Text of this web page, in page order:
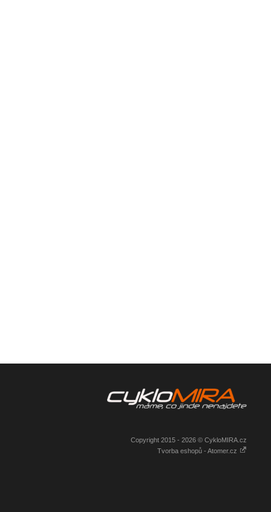
Copyright 2015 - 2026 © CykloMIRA.cz
Tvorba eshopů - Atomer.cz